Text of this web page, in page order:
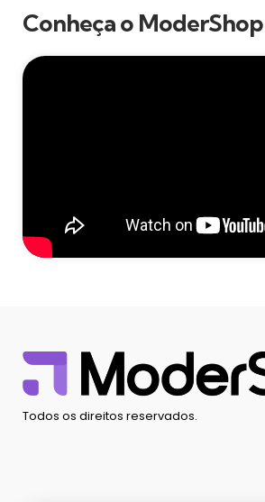
Conheça o ModerShop
Todos os direitos reservados.